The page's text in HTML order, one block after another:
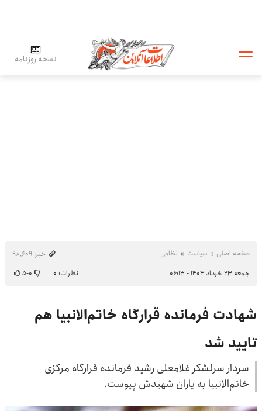
نسخه روزنامه
صفحه اصلی سیاست نظامی
خبر: ۹۸٬۶۰۹
جمعه ۲۳ خرداد ۱۴۰۴ - ۰۶:۱۳
نظرات: ۰ ۰-۵
شهادت فرمانده قرارگاه خاتم‌الانبیا هم
تایید شد
سردار سرلشکر غلامعلی رشید فرمانده قرارگاه مرکزی
خاتم‌الانبیا به یاران شهیدش پیوست.